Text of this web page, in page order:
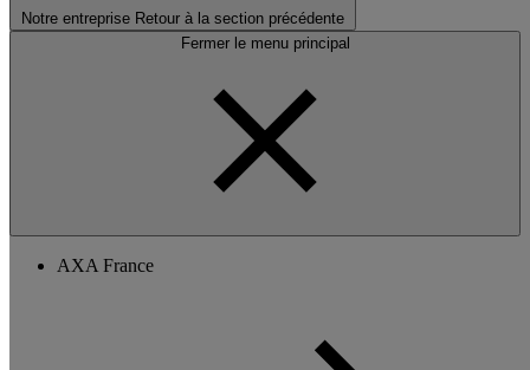
Notre entreprise Retour à la section précédente
Fermer le menu principal
AXA France